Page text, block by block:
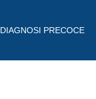
DIAGNOSI PRECOCE